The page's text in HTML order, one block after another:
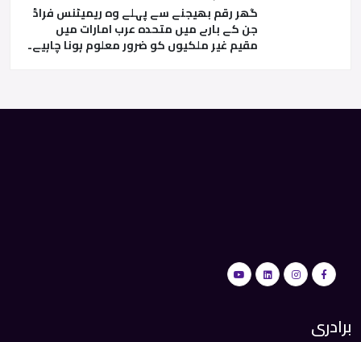
گھر رقم بھیجنے سے پہلے وہ ریمیٹنس فراڈ
جن کے بارے میں متحدہ عرب امارات میں
مقیم غیر ملکیوں کو ضرور معلوم ہونا چاہیے۔
برادری